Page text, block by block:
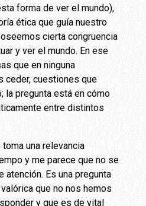
forma de ver el mundo),
ética que guía nuestro
cierta congruencia
y ver el mundo. En ese
que en ninguna
ceder, cuestiones que
la pregunta está en cómo
entre distintos
una relevancia
y me parece que no se
atención. Es una pregunta
que no nos hemos
y que es de vital